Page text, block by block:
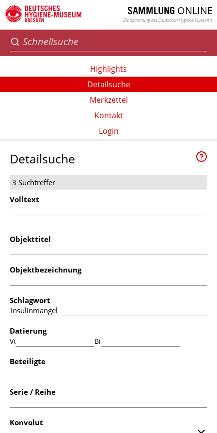
SAMMLUNG ONLINE
Die Sammlung des Deutschen Hygiene-Museums
Highlights
Detailsuche
Merkzettel
Kontakt
Login
Detailsuche
3 Suchtreffer
Volltext
Objekttitel
Objektbezeichnung
Schlagwort
Datierung
Von: Bis:
Beteiligte
Serie / Reihe
Konvolut